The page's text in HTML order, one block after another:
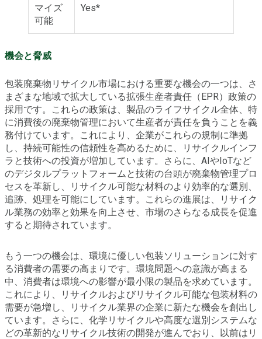
マイズ
可能
Yes*
機会と脅威
包装廃棄物リサイクル市場における重要な機会の一つは、さ
まざまな地域で拡大している拡張生産者責任（EPR）政策の
採用です。これらの政策は、製品のライフサイクル全体、特
に消費後の廃棄物管理において生産者が責任を負うことを義
務付けています。これにより、企業がこれらの規制に準拠
し、持続可能性の信頼性を高めるために、リサイクルインフ
ラと技術への投資が増加しています。さらに、AIやIoTなど
のデジタルプラットフォームと技術の台頭が廃棄物管理プロ
セスを革新し、リサイクル可能な材料のより効率的な選別、
追跡、処理を可能にしています。これらの進展は、リサイク
ル業務の効率と効果を向上させ、市場のさらなる成長を促進
すると期待されています。
もう一つの機会は、環境に優しい包装ソリューションに対す
る消費者の需要の高まりです。環境問題への意識が高まる
中、消費者は環境への影響が最小限の製品を求めています。
これにより、リサイクルおよびリサイクル可能な包装材料の
需要が急増し、リサイクル業界の企業に新たな機会を創出し
ています。さらに、化学リサイクルや高度な選別システムな
どの革新的なリサイクル技術の開発が進んでおり、以前はリ